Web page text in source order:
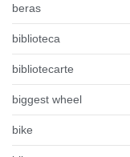
beras
biblioteca
bibliotecarte
biggest wheel
bike